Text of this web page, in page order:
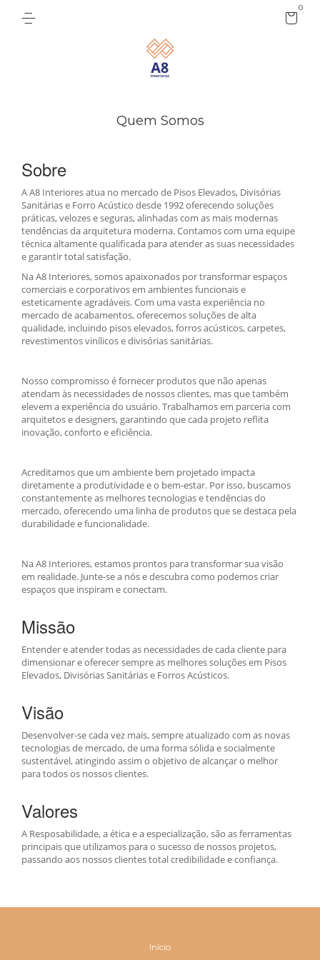
0
Quem Somos
Sobre
A A8 Interiores atua no mercado de Pisos Elevados, Divisórias
Sanitárias e Forro Acústico desde 1992 oferecendo soluções
práticas, velozes e seguras, alinhadas com as mais modernas
tendências da arquitetura moderna. Contamos com uma equipe
técnica altamente qualificada para atender as suas necessidades
e garantir total satisfação.
Na A8 Interiores, somos apaixonados por transformar espaços
comerciais e corporativos em ambientes funcionais e
esteticamente agradáveis. Com uma vasta experiência no
mercado de acabamentos, oferecemos soluções de alta
qualidade, incluindo pisos elevados, forros acústicos, carpetes,
revestimentos vinílicos e divisórias sanitárias.
Nosso compromisso é fornecer produtos que não apenas
atendam às necessidades de nossos clientes, mas que também
elevem a experiência do usuário. Trabalhamos em parceria com
arquitetos e designers, garantindo que cada projeto reflita
inovação, conforto e eficiência.
Acreditamos que um ambiente bem projetado impacta
diretamente a produtividade e o bem-estar. Por isso, buscamos
constantemente as melhores tecnologias e tendências do
mercado, oferecendo uma linha de produtos que se destaca pela
durabilidade e funcionalidade.
Na A8 Interiores, estamos prontos para transformar sua visão
em realidade. Junte-se a nós e descubra como podemos criar
espaços que inspiram e conectam.
Missão
Entender e atender todas as necessidades de cada cliente para
dimensionar e oferecer sempre as melhores soluções em Pisos
Elevados, Divisórias Sanitárias e Forros Acústicos.
Visão
Desenvolver-se cada vez mais, sempre atualizado com as novas
tecnologias de mercado, de uma forma sólida e socialmente
sustentável, atingindo assim o objetivo de alcançar o melhor
para todos os nossos clientes.
Valores
A Resposabilidade, a ética e a especialização, são as ferramentas
principais que utilizamos para o sucesso de nossos projetos,
passando aos nossos clientes total credibilidade e confiança.
Início